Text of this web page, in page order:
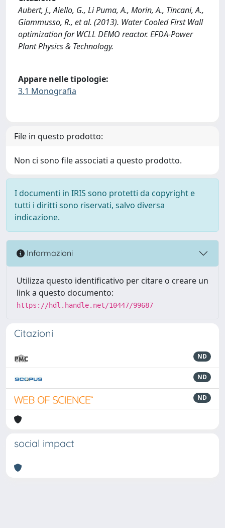
Aubert, J., Aiello, G., Li Puma, A., Morin, A., Tincani, A.,
Giammusso, R., et al. (2013). Water Cooled First Wall
optimization for WCLL DEMO reactor. EFDA-Power
Plant Physics & Technology.
Appare nelle tipologie:
3.1 Monografia
File in questo prodotto:
Non ci sono file associati a questo prodotto.
I documenti in IRIS sono protetti da copyright e
tutti i diritti sono riservati, salvo diversa
indicazione.
Informazioni
Utilizza questo identificativo per citare o creare un
link a questo documento:
https://hdl.handle.net/10447/99687
Citazioni
ND
ND
ND
social impact